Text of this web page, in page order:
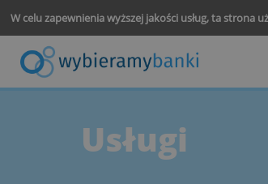
W celu zapewnienia wyższej jakości usług, ta
Usługi